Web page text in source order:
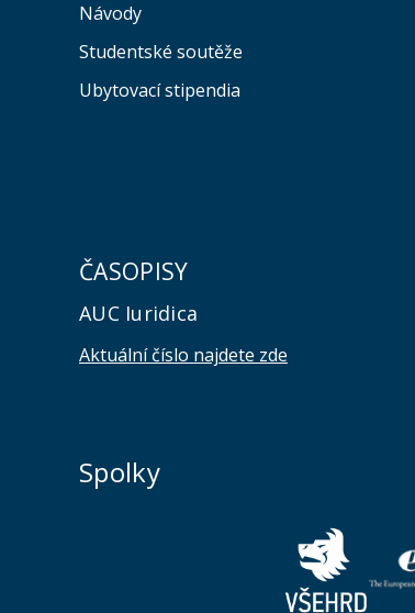
Návody
Studentské soutěže
Ubytovací stipendia
ČASOPISY
AUC Iuridica
Aktuální číslo najdete zde
Spolky